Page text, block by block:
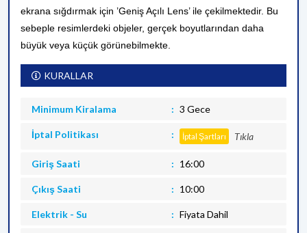
ekrana sığdırmak için ’Geniş Açılı Lens’ ile çekilmektedir. Bu
sebeple resimlerdeki objeler, gerçek boyutlarından daha
büyük veya küçük görünebilmekte.
KURALLAR
Minimum Kiralama 3 Gece
İptal Politikası İptal Şartları Tıkla
Giriş Saati 16:00
Çıkış Saati 10:00
Elektrik - Su Fiyata Dahil